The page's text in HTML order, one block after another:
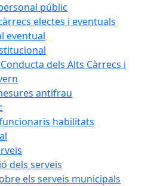
públic
electes i eventuals
eventual
dels Alts Càrrecs i
antifrau
habilitats
dels serveis
els serveis municipals